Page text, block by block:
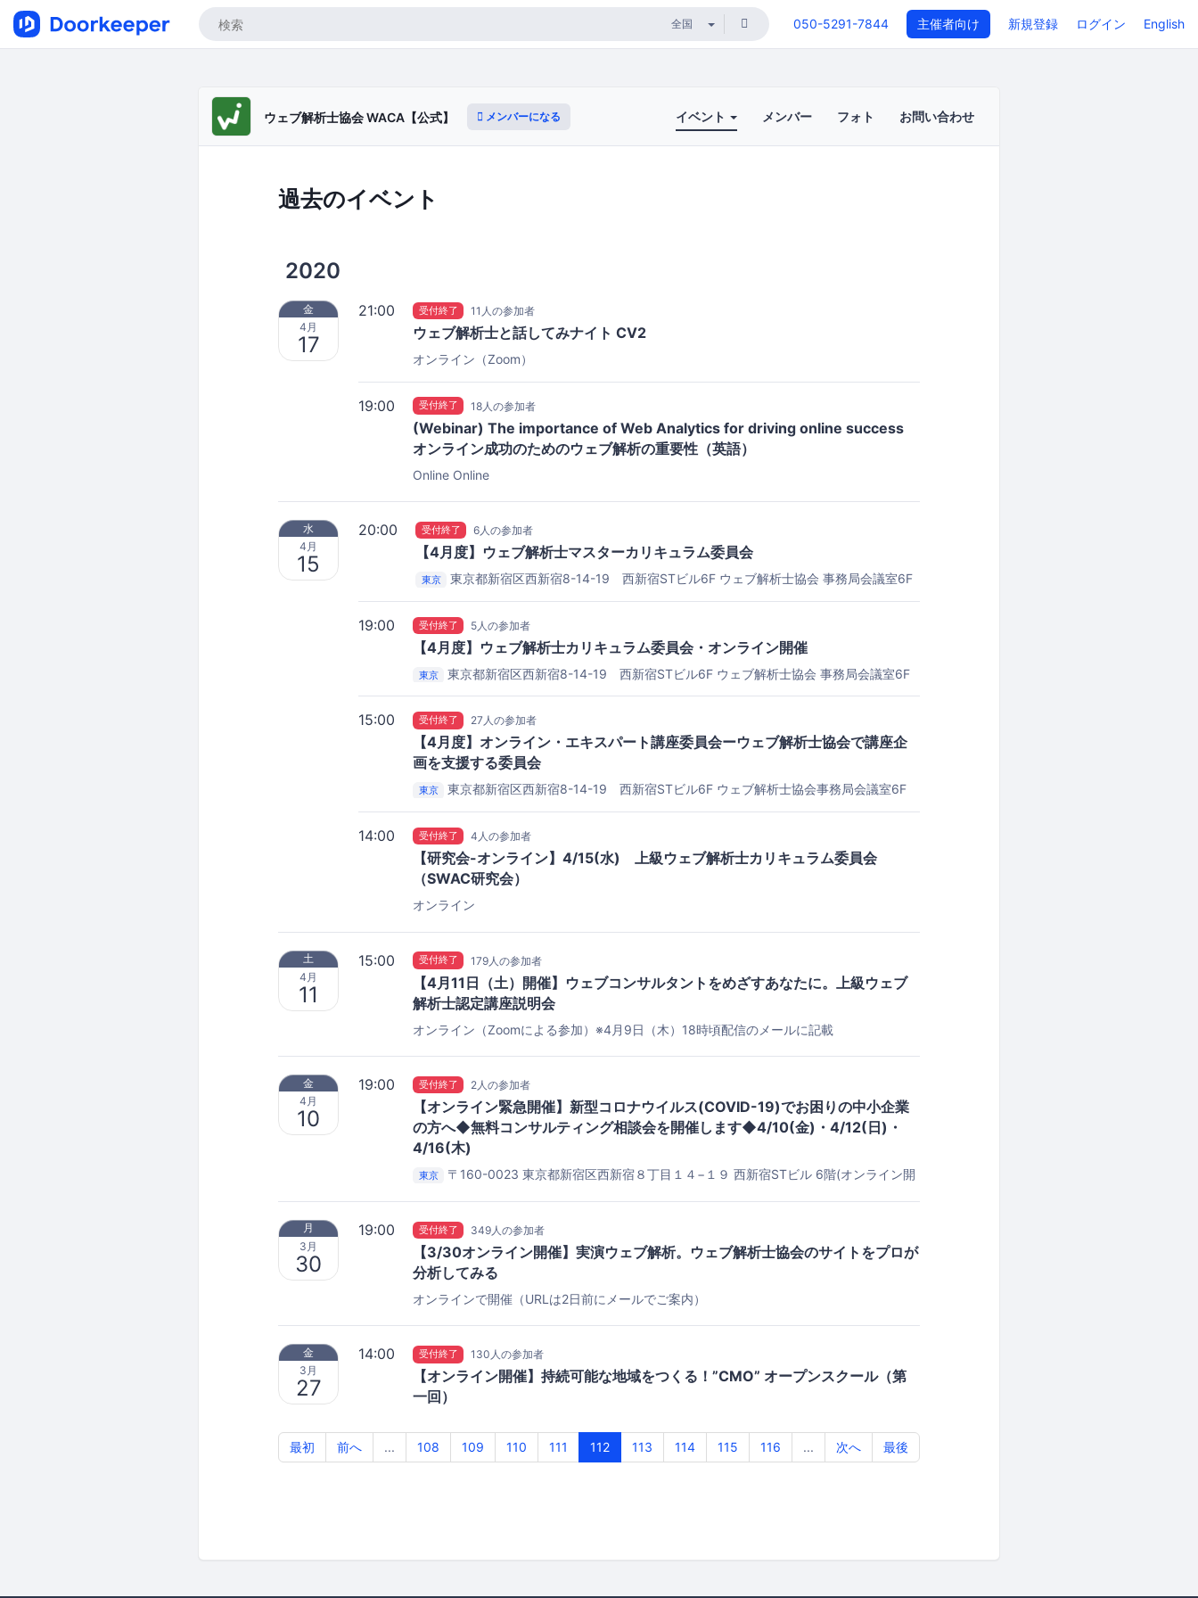
050-5291-7844 主催者向け 新規登録 ログイン English
ウェブ解析士協会 WACA【公式】 メンバーになる イベント メンバー フォト お問い合わせ
過去のイベント
2020
金
4月
17
21:00 受付終了 11人の参加者
ウェブ解析士と話してみナイト CV2
オンライン（Zoom）
19:00 受付終了 18人の参加者
(Webinar) The importance of Web Analytics for driving online success
オンライン成功のためのウェブ解析の重要性（英語）
Online Online
水
4月
15
20:00 受付終了 6人の参加者
【4月度】ウェブ解析士マスターカリキュラム委員会
東京 東京都新宿区西新宿8-14-19 西新宿STビル6F ウェブ解析士協会 事務局会議室6F
19:00 受付終了 5人の参加者
【4月度】ウェブ解析士カリキュラム委員会・オンライン開催
東京 東京都新宿区西新宿8-14-19 西新宿STビル6F ウェブ解析士協会 事務局会議室6F
15:00 受付終了 27人の参加者
【4月度】オンライン・エキスパート講座委員会ーウェブ解析士協会で講座企
画を支援する委員会
東京 東京都新宿区西新宿8-14-19 西新宿STビル6F ウェブ解析士協会事務局会議室6F
14:00 受付終了 4人の参加者
【研究会-オンライン】4/15(水) 上級ウェブ解析士カリキュラム委員会
（SWAC研究会）
オンライン
土
4月
11
15:00 受付終了 179人の参加者
【4月11日（土）開催】ウェブコンサルタントをめざすあなたに。上級ウェブ
解析士認定講座説明会
オンライン（Zoomによる参加）※4月9日（木）18時頃配信のメールに記載
金
4月
10
19:00 受付終了 2人の参加者
【オンライン緊急開催】新型コロナウイルス(COVID-19)でお困りの中小企業
の方へ◆無料コンサルティング相談会を開催します◆4/10(金)・4/12(日)・
4/16(木)
東京
〒160-0023 東京都新宿区西新宿８丁目１４−１９ 西新宿STビル 6階(オンライン開
月
3月
30
19:00 受付終了 349人の参加者
【3/30オンライン開催】実演ウェブ解析。ウェブ解析士協会のサイトをプロが
分析してみる
オンラインで開催（URLは2日前にメールでご案内）
金
3月
27
14:00 受付終了 130人の参加者
【オンライン開催】持続可能な地域をつくる！”CMO” オープンスクール（第
一回）
最初 前へ ... 108 109 110 111 112 113 114 115 116 ... 次へ 最後